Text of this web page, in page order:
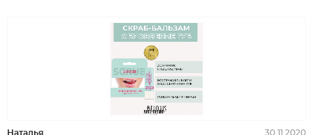
Наталья 30.11.2020